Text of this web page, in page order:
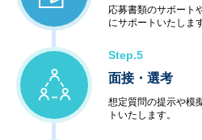
応募書類のサポート
にサポートいたします
Step.5
面接・選考
想定質問の提示や模
トいたします。